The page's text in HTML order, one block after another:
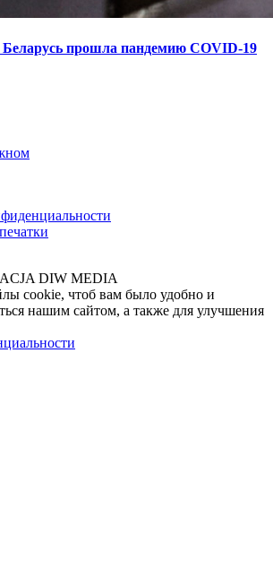
Беларусь прошла пандемию COVID-19
DIW MEDIA
cookie, чтоб вам было удобно и
нашим сайтом, а также для улучшения